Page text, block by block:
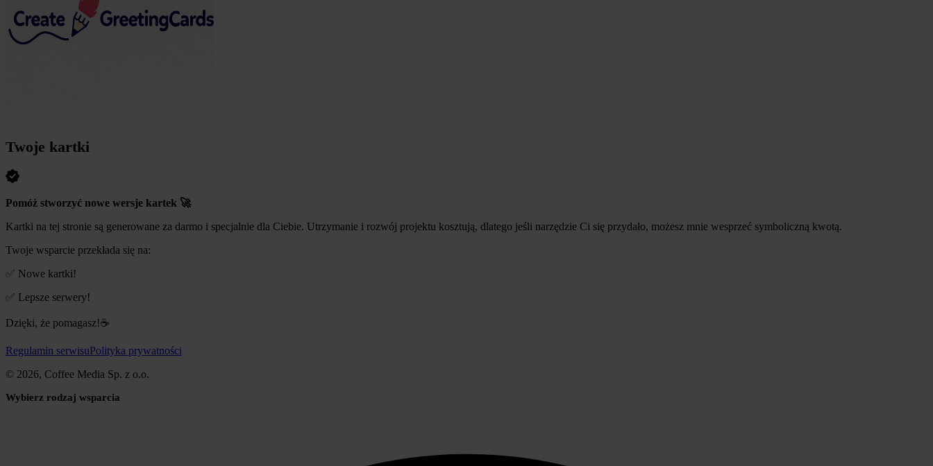
Twoje kartki
Pomóż stworzyć nowe wersje kartek 🚀
Kartki na tej stronie są generowane za darmo i specjalnie dla Ciebie. Utrzymanie i rozwój projektu kosztują, dlatego jeśli narzędzie Ci się przydało, możesz mnie wesprzeć symboliczną kwotą.
Twoje wsparcie przekłada się na:
✅ Nowe kartki!
✅ Lepsze serwery!
Dzięki, że pomagasz!☕
Regulamin serwisuPolityka prywatności
© 2026, Coffee Media Sp. z o.o.
Wybierz rodzaj wsparcia